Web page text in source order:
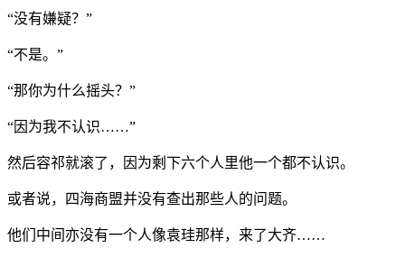
“没有嫌疑？”
“不是。”
“那你为什么摇头？”
“因为我不认识……”
然后容祁就滚了，因为剩下六个人里他一个都不认识。
或者说，四海商盟并没有查出那些人的问题。
他们中间亦没有一个人像袁珪那样，来了大齐……